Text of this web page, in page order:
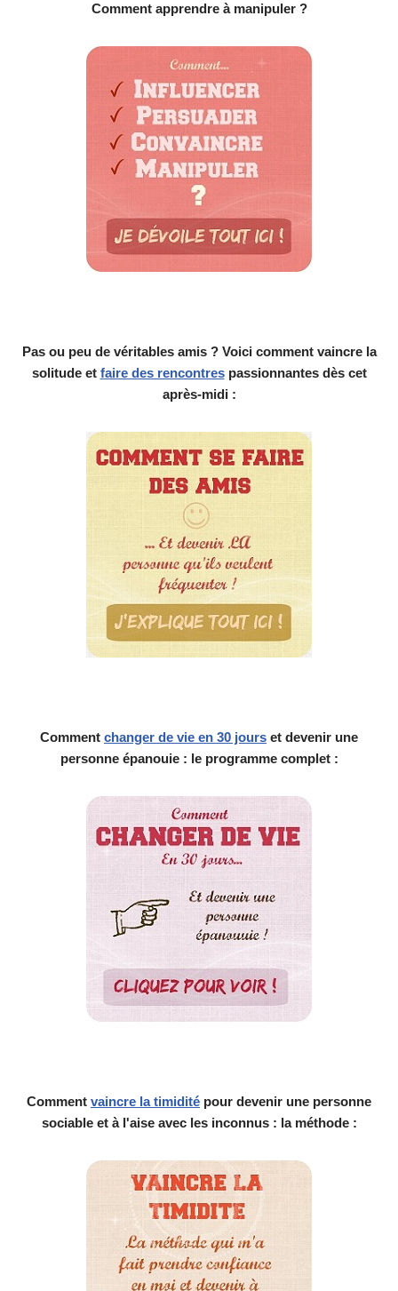
Comment apprendre à manipuler ?
Pas ou peu de véritables amis ? Voici comment vaincre la
solitude et faire des rencontrespassionnantes dès cet
après-midi :
Comment changer de vie en 30 jours et devenir une
personne épanouie : le programme complet :
Comment vaincre la timidité pour devenir une personne
sociable et à l'aise avec les inconnus : la méthode :